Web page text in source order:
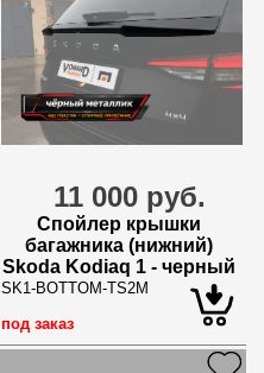
11 000 руб.
Спойлер крышки
багажника (нижний)
Skoda Kodiaq 1 - черный
металлик
SK1-BOTTOM-TS2M
под заказ